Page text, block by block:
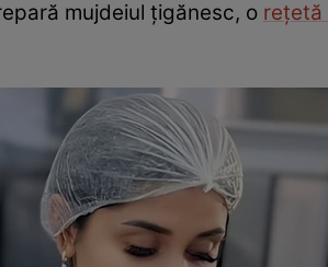
mujdeiul țigănesc, o rețetă